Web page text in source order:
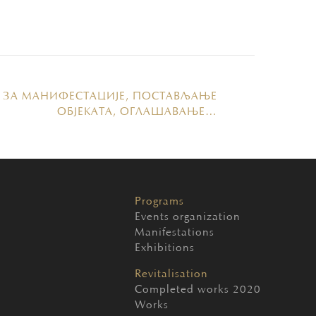
ЗА МАНИФЕСТАЦИЈЕ, ПОСТАВЉАЊЕ
ОБЈЕКАТА, ОГЛАШАВАЊЕ…
Programs
Events organization
Manifestations
Exhibitions
Revitalisation
Completed works 2020
Works